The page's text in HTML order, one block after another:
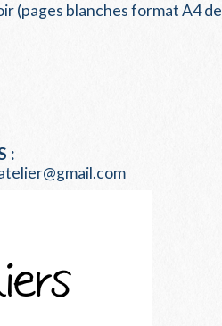
(pages blanches format A4 de
: